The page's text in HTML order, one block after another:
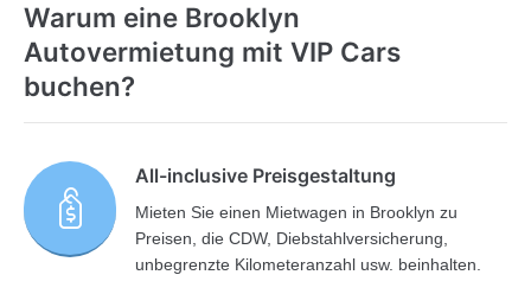
Warum eine Brooklyn
Autovermietung mit VIP Cars
buchen?
All-inclusive Preisgestaltung
Mieten Sie einen Mietwagen in Brooklyn zu
Preisen, die CDW, Diebstahlversicherung,
unbegrenzte Kilometeranzahl usw. beinhalten.